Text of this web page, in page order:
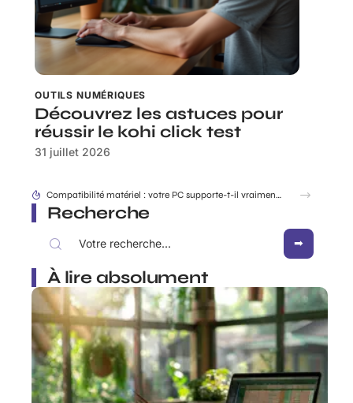
OUTILS NUMÉRIQUES
Découvrez les astuces pour
réussir le kohi click test
31 juillet 2026
Sortie du iPhone SE : les indices dans iOS qui dévoilent déjà le design
Recherche
À lire absolument